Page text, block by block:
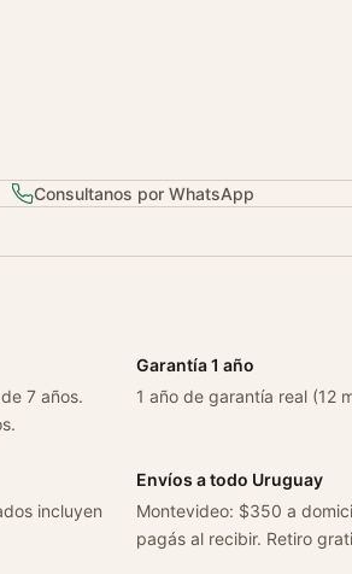
Consultanos por WhatsApp
7 años.
Garantía 1 año
1 año de garantía real (12
incluyen
Envíos a todo Uruguay
Montevideo: $350 a
pagás al recibir. Retiro